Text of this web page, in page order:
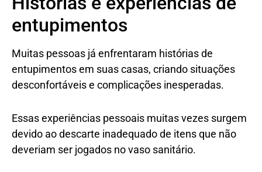
entupimentos
Muitas pessoas já enfrentaram histórias de
entupimentos em suas casas, criando situações
desconfortáveis e complicações inesperadas.
Essas experiências pessoais muitas vezes surgem
devido ao descarte inadequado de itens que não
deveriam ser jogados no vaso sanitário.